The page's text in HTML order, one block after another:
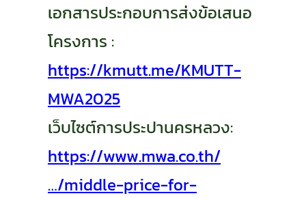
เอกสารประกอบการส่งข้อเสนอ
โครงการ :
https://kmutt.me/KMUTT-
MWA2025
เว็บไซต์การประปานครหลวง:
https://www.mwa.co.th/
…/middle-price-for-